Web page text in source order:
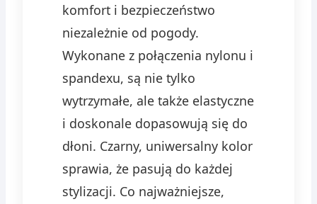
komfort i bezpieczeństwo
niezależnie od pogody.
Wykonane z połączenia nylonu i
spandexu, są nie tylko
wytrzymałe, ale także elastyczne
i doskonale dopasowują się do
dłoni. Czarny, uniwersalny kolor
sprawia, że pasują do każdej
stylizacji. Co najważniejsze,